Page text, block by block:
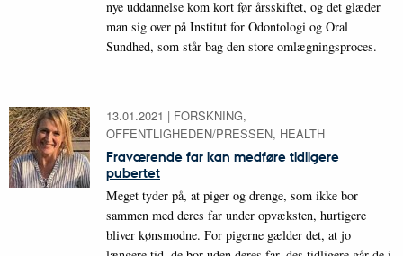
nye uddannelse kom kort før årsskiftet, og det glæder
man sig over på Institut for Odontologi og Oral
Sundhed, som står bag den store omlægningsproces.
13.01.2021 | FORSKNING,
OFFENTLIGHEDEN/PRESSEN, HEALTH
Fraværende far kan medføre tidligere
pubertet
Meget tyder på, at piger og drenge, som ikke bor
sammen med deres far under opvæksten, hurtigere
bliver kønsmodne. For pigerne gælder det, at jo